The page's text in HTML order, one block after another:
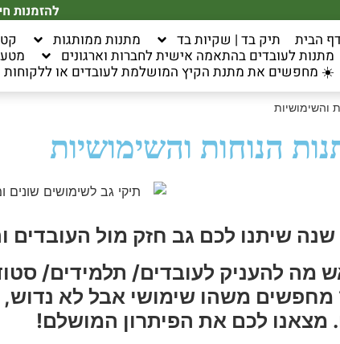
להזמנות חייגו >
הבית תיק בד | שקיות בד מתנות ממותגות
מתנות לעובדים בהתאמה אישית לחברות וארגונים
☀️ מחפשים את מתנת הקיץ המושלמת לעובדים או
והשימושיות
הנוחות והשימושיות
שיתנו לכם גב חזק מול
מה להעניק לעובדים/ תלמידים/
מחפשים משהו שימושי אבל לא
מצאנו לכם את הפיתרון המושלם!